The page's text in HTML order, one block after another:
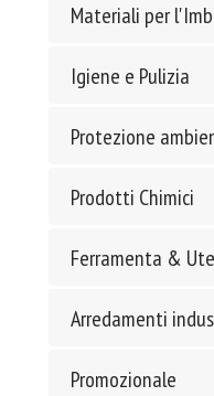
Materiali per
Igiene e Pulizia
Protezione
Prodotti Chimici
Ferramenta &
Arredamenti
Promozionale